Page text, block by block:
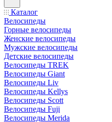
Каталог
Велосипеды
Горные велосипеды
Женские велосипеды
Мужские велосипеды
Детские велосипеды
Велосипеды TREK
Велосипеды Giant
Велосипеды Liv
Велосипеды Kellys
Велосипеды Scott
Велосипеды Fuji
Велосипеды Merida